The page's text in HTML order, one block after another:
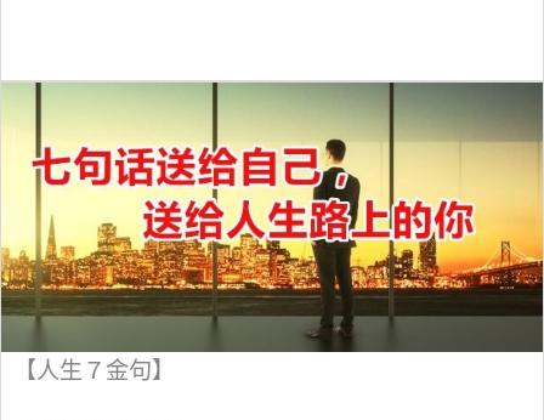
【人生７金句】